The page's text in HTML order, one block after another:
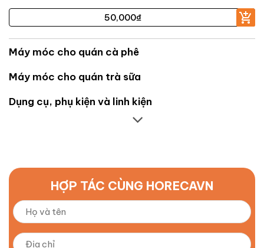
Máy móc cho quán cà phê
Máy móc cho quán trà sữa
Dụng cụ, phụ kiện và linh kiện
22,500₫
HỢP TÁC CÙNG HORECAVN